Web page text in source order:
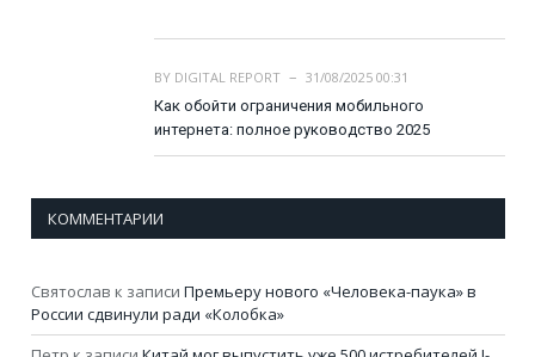
BY DIGITAL REPORT
31/08/2025 00:31
Как обойти ограничения мобильного
интернета: полное руководство 2025
КОММЕНТАРИИ
Святослав к записи Премьеру нового «Человека-паука» в
России сдвинули ради «Колобка»